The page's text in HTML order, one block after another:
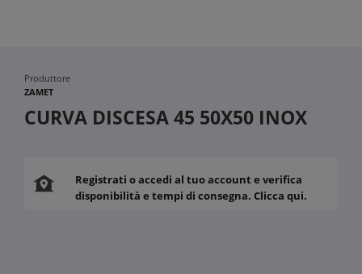
Produttore
ZAMET
CURVA DISCESA 45 50X50 INOX
Registrati o accedi al tuo account e verifica
disponibilità e tempi di consegna. Clicca qui.